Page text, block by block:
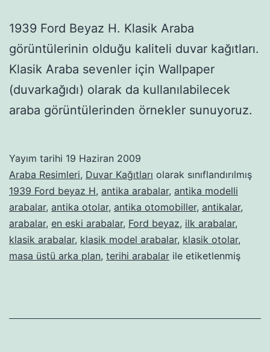
1939 Ford Beyaz H. Klasik Araba
görüntülerinin olduğu kaliteli duvar kağıtları.
Klasik Araba sevenler için Wallpaper
(duvarkağıdı) olarak da kullanılabilecek
araba görüntülerinden örnekler sunuyoruz.
Yayım tarihi 19 Haziran 2009
Araba Resimleri, Duvar Kağıtları olarak sınıflandırılmış
1939 Ford beyaz H, antika arabalar, antika modelli
arabalar, antika otolar, antika otomobiller, antikalar,
arabalar, en eski arabalar, Ford beyaz, ilk arabalar,
klasik arabalar, klasik model arabalar, klasik otolar,
masa üstü arka plan, terihi arabalar ile etiketlenmiş